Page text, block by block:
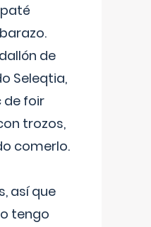
de
Seleqtia,
de foir
trozos,
comerlo.
así que
tengo